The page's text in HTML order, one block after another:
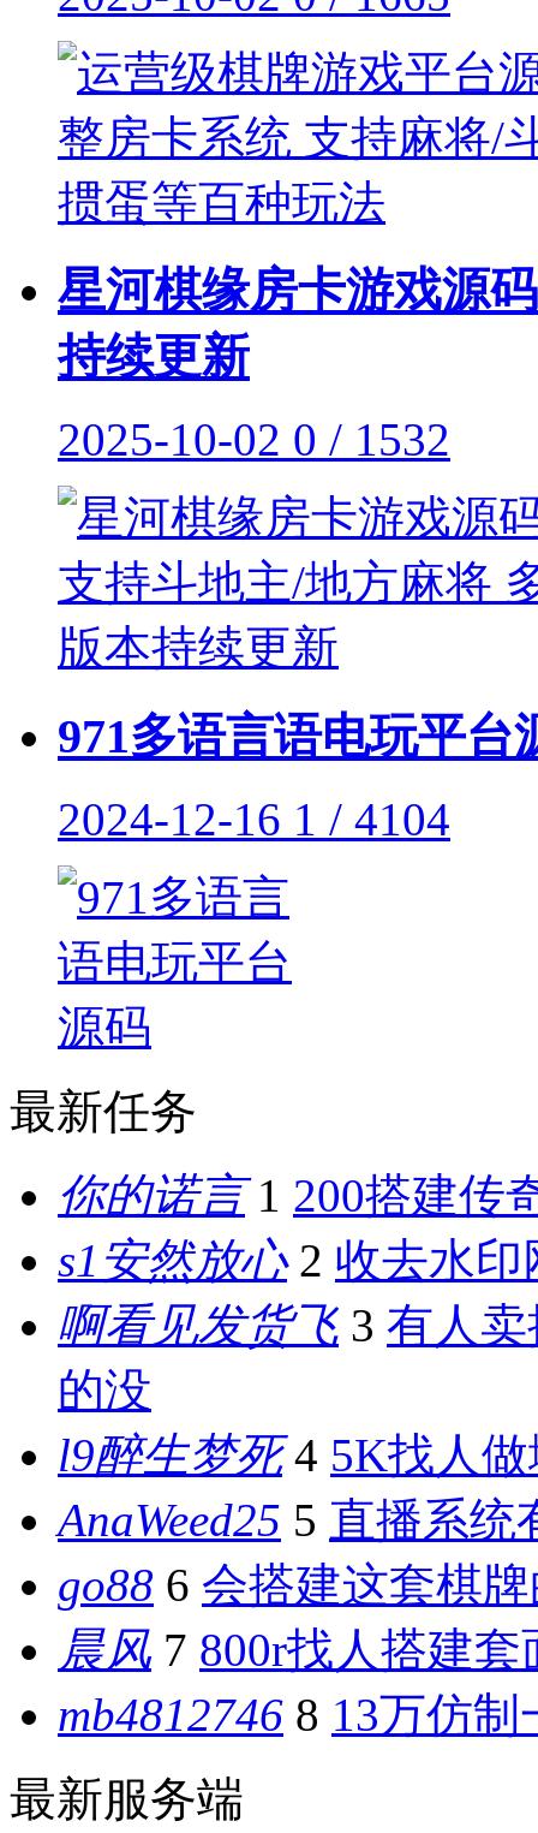
星河棋缘房卡游戏源
持续更新
2025-10-02 0 / 1532
971多语言语电玩平台
2024-12-16 1 / 4104
最新任务
你的诺言 1 200搭建传
s1安然放心 2 收去水印
啊看见发货飞 3 有人
的没
l9醉生梦死 4 5K找人
AnaWeed25 5 直播系统
go88 6 会搭建这套棋
晨风 7 800r找人搭建
mb4812746 8 13万仿制
最新服务端